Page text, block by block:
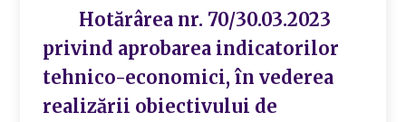
Hotărârea nr. 70/30.03.2023
privind aprobarea indicatorilor
tehnico-economici, în vederea
realizării obiectivului de